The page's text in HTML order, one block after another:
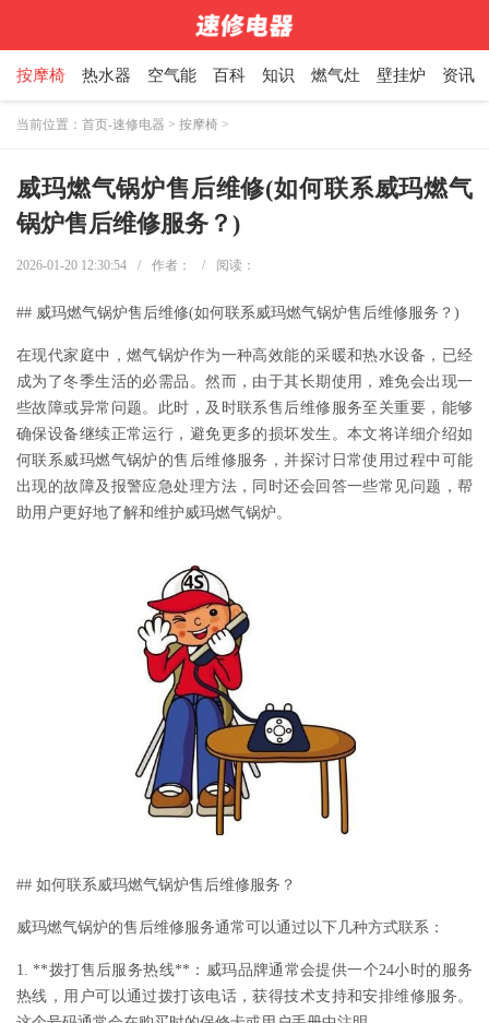
按摩椅 热水器 空气能 百科 知识 燃气灶 壁挂炉 资讯
当前位置： 首页-速修电器 > 按摩椅 >
威玛燃气锅炉售后维修(如何联系威玛燃气
锅炉售后维修服务？)
2026-01-20 12:30:54 / 作者： / 阅读：
## 威玛燃气锅炉售后维修(如何联系威玛燃气锅炉售后维修服务？)
在现代家庭中，燃气锅炉作为一种高效能的采暖和热水设备，已经
成为了冬季生活的必需品。然而，由于其长期使用，难免会出现一
些故障或异常问题。此时，及时联系售后维修服务至关重要，能够
确保设备继续正常运行，避免更多的损坏发生。本文将详细介绍如
何联系威玛燃气锅炉的售后维修服务，并探讨日常使用过程中可能
出现的故障及报警应急处理方法，同时还会回答一些常见问题，帮
助用户更好地了解和维护威玛燃气锅炉。
## 如何联系威玛燃气锅炉售后维修服务？
威玛燃气锅炉的售后维修服务通常可以通过以下几种方式联系：
1. **拨打售后服务热线**：威玛品牌通常会提供一个24小时的服务
热线，用户可以通过拨打该电话，获得技术支持和安排维修服务。